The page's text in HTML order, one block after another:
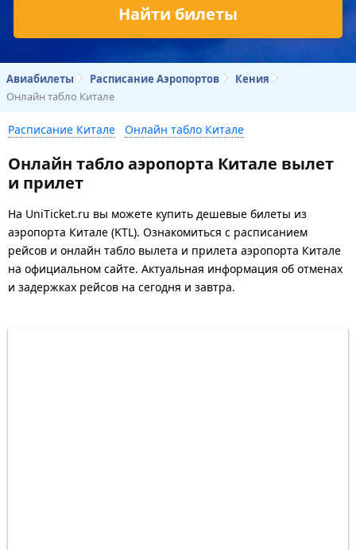
Найти билеты
Авиабилеты Расписание Аэропортов
Кения
Онлайн табло Китале
Расписание Китале Онлайн табло Китале
Онлайн табло аэропорта Китале вылет
и прилет
На UniTicket.ru вы можете купить дешевые билеты из
аэропорта Китале (KTL). Ознакомиться с расписанием
рейсов и онлайн табло вылета и прилета аэропорта Китале
на официальном сайте. Актуальная информация об отменах
и задержках рейсов на сегодня и завтра.